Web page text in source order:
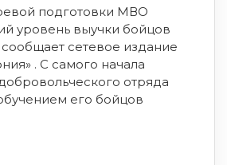
подготовки МВО
уровень выучки бойцов
сетевое издание
. С самого начала
отряда
его бойцов